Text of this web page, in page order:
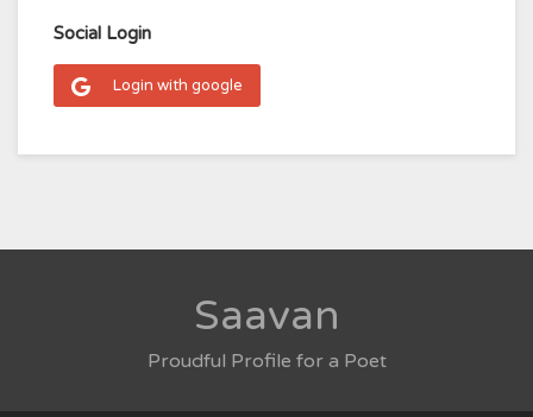
Social Login
Login with google
Saavan
Proudful Profile for a Poet